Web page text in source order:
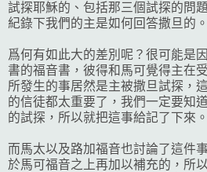
試探耶穌的、包括那三個試探的問
紀錄下我們的主是如何回答撒旦的。
爲何有如此大的差別呢？很可能是
書的福音書，彼得和馬可覺得主在
所發生的事居然是主被撒旦試探，
的信徒都太重要了，我們一定要知
的試探，所以就把這事給記了下來。
而馬太以及路加福音也討論了這件
於馬可福音之上再加以補充的，所